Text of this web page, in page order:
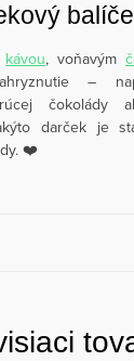
kávou, voňavým
–
čokolády
darček je
❤️